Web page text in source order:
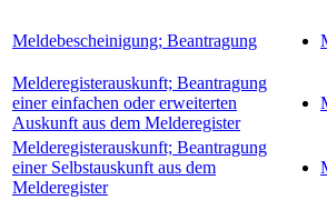
Meldebescheinigung; Beantragung
Melderegisterauskunft; Beantragung
einer einfachen oder erweiterten
Auskunft aus dem Melderegister
Melderegisterauskunft; Beantragung
einer Selbstauskunft aus dem
Melderegister